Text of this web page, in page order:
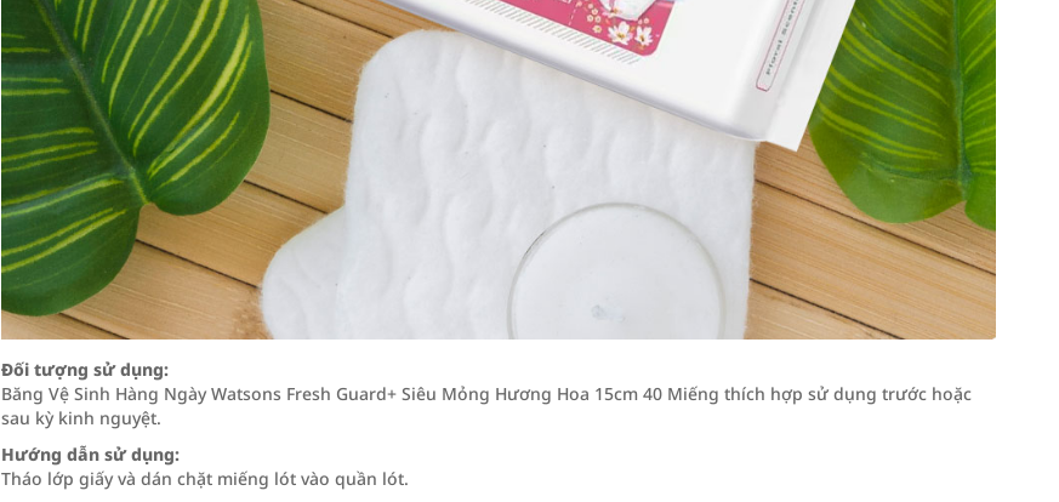
Đối tượng sử dụng:
Băng Vệ Sinh Hàng Ngày Watsons Fresh Guard+ Siêu Mỏng Hương Hoa 15cm 40 Miếng thích hợp sử dụng trước hoặc
sau kỳ kinh nguyệt.
Hướng dẫn sử dụng:
Tháo lớp giấy và dán chặt miếng lót vào quần lót.